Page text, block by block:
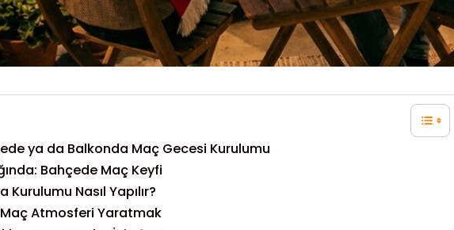
ya da Balkonda Maç Gecesi Kurulumu
Bahçede Maç Keyfi
Kurulumu Nasıl Yapılır?
Atmosferi Yaratmak